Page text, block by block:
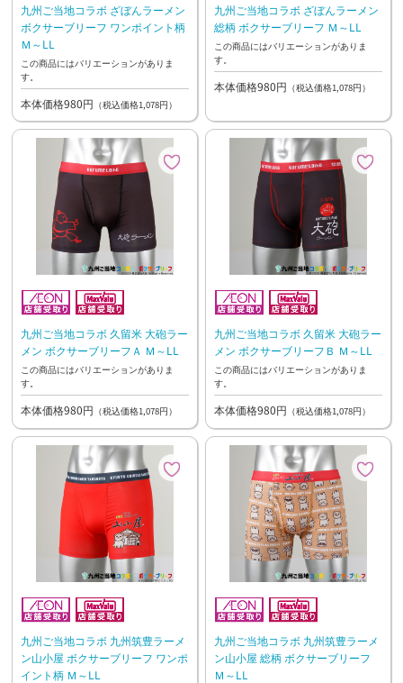
九州ご当地コラボ ざぼんラーメン
ボクサーブリーフ ワンポイント柄
Ｍ～LL
この商品にはバリエーションがありま
す。
本体価格980円 （税込価格1,078円）
九州ご当地コラボ ざぼんラーメン
総柄 ボクサーブリーフ Ｍ～LL
この商品にはバリエーションがありま
す。
本体価格980円 （税込価格1,078円）
九州ご当地コラボ 久留米 大砲ラー
メン ボクサーブリーフＡ Ｍ～LL
この商品にはバリエーションがありま
す。
本体価格980円 （税込価格1,078円）
九州ご当地コラボ 久留米 大砲ラー
メン ボクサーブリーフＢ Ｍ～LL
この商品にはバリエーションがありま
す。
本体価格980円 （税込価格1,078円）
九州ご当地コラボ 九州筑豊ラーメ
ン山小屋 ボクサーブリーフ ワンポ
イント柄 Ｍ～LL
九州ご当地コラボ 九州筑豊ラーメ
ン山小屋 総柄 ボクサーブリーフ
Ｍ～LL